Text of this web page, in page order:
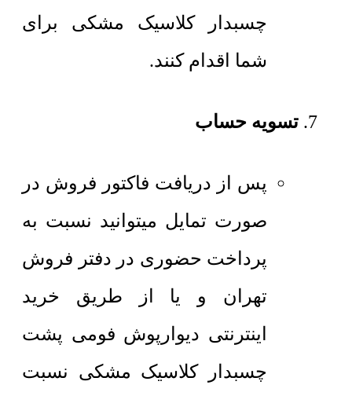
چسبدار کلاسیک مشکی برای
شما اقدام کنند.
تسویه حساب
پس از دریافت فاکتور فروش در
صورت تمایل میتوانید نسبت به
پرداخت حضوری در دفتر فروش
تهران و یا از طریق خرید
اینترنتی دیوارپوش فومی پشت
چسبدار کلاسیک مشکی نسبت